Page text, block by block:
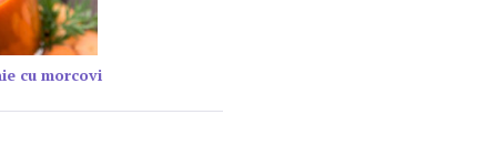
cu morcovi